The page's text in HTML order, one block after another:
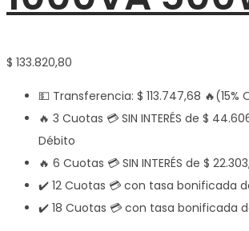
$ 133.820,80
💵 Transferencia: $ 113.747,68 🔥(15%
🔥 3 Cuotas 💳 SIN INTERÉS de $
Débito
🔥 6 Cuotas 💳 SIN INTERÉS de $
✔️ 12 Cuotas 💳 con tasa bonificada
✔️ 18 Cuotas 💳 con tasa bonificada